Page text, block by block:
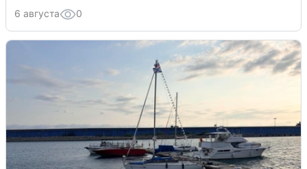
6 августа 0